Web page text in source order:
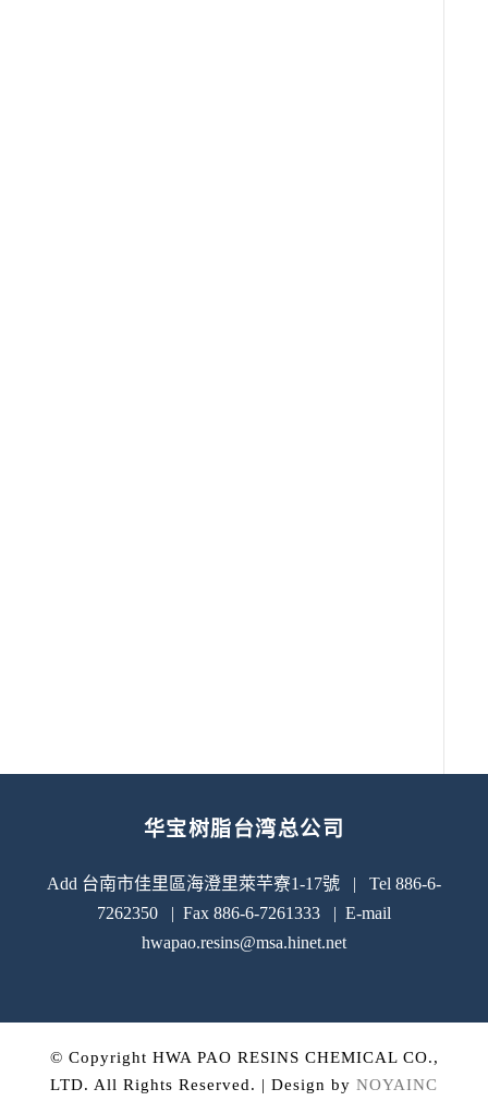
华宝树脂台湾总公司
Add 台南市佳里區海澄里萊芉寮1-17號 | Tel 886-6-
7262350 | Fax 886-6-7261333 | E-mail
hwapao.resins@msa.hinet.net
© Copyright HWA PAO RESINS CHEMICAL CO.,
LTD. All Rights Reserved. | Design by NOYAINC